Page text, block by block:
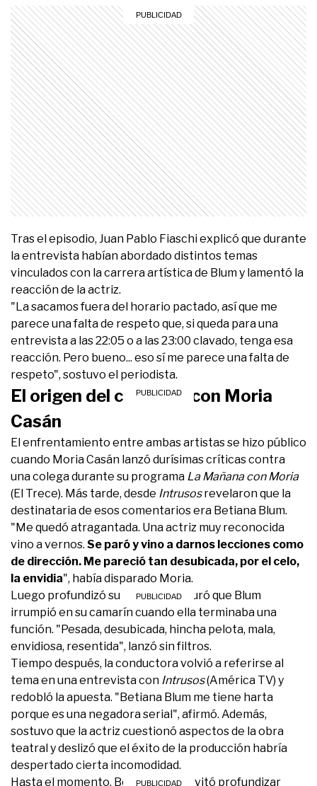
Tras el episodio, Juan Pablo Fiaschi explicó que durante
la entrevista habían abordado distintos temas
vinculados con la carrera artística de Blum y lamentó la
reacción de la actriz.
"La sacamos fuera del horario pactado, así que me
parece una falta de respeto que, si queda para una
entrevista a las 22:05 o a las 23:00 clavado, tenga esa
reacción. Pero bueno... eso sí me parece una falta de
respeto", sostuvo el periodista.
El origen del conflicto con Moria
Casán
El enfrentamiento entre ambas artistas se hizo público
cuando Moria Casán lanzó durísimas críticas contra
una colega durante su programa La Mañana con Moria
(El Trece). Más tarde, desde Intrusosrevelaron que la
destinataria de esos comentarios era Betiana Blum.
"Me quedó atragantada. Una actriz muy reconocida
vino a vernos. Se paró y vino a darnos lecciones como
de dirección. Me pareció tan desubicada, por el celo,
la envidia", había disparado Moria.
Luego profundizó su relato y aseguró que Blum
irrumpió en su camarín cuando ella terminaba una
función. "Pesada, desubicada, hincha pelota, mala,
envidiosa, resentida", lanzó sin filtros.
Tiempo después, la conductora volvió a referirse al
tema en una entrevista con Intrusos(América TV) y
redobló la apuesta. "Betiana Blum me tiene harta
porque es una negadora serial", afirmó. Además,
sostuvo que la actriz cuestionó aspectos de la obra
teatral y deslizó que el éxito de la producción habría
despertado cierta incomodidad.
Hasta el momento, Betiana Blum evitó profundizar